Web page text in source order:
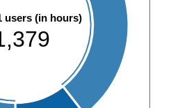
users (in hours)